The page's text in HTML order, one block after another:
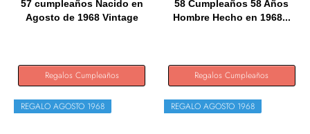
57 cumpleaños Nacido en
Agosto de 1968 Vintage
Regalos Cumpleaños
58 Cumpleaños 58 Años
Hombre Hecho en 1968...
Regalos Cumpleaños
REGALO AGOSTO 1968 REGALO AGOSTO 1968